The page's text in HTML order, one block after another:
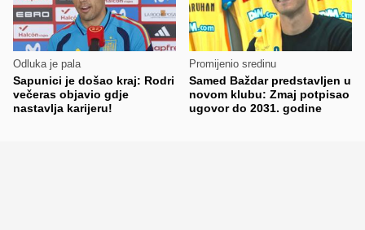
Odluka je pala
Sapunici je došao kraj: Rodri
večeras objavio gdje
nastavlja karijeru!
Promijenio sredinu
Samed Baždar predstavljen u
novom klubu: Zmaj potpisao
ugovor do 2031. godine